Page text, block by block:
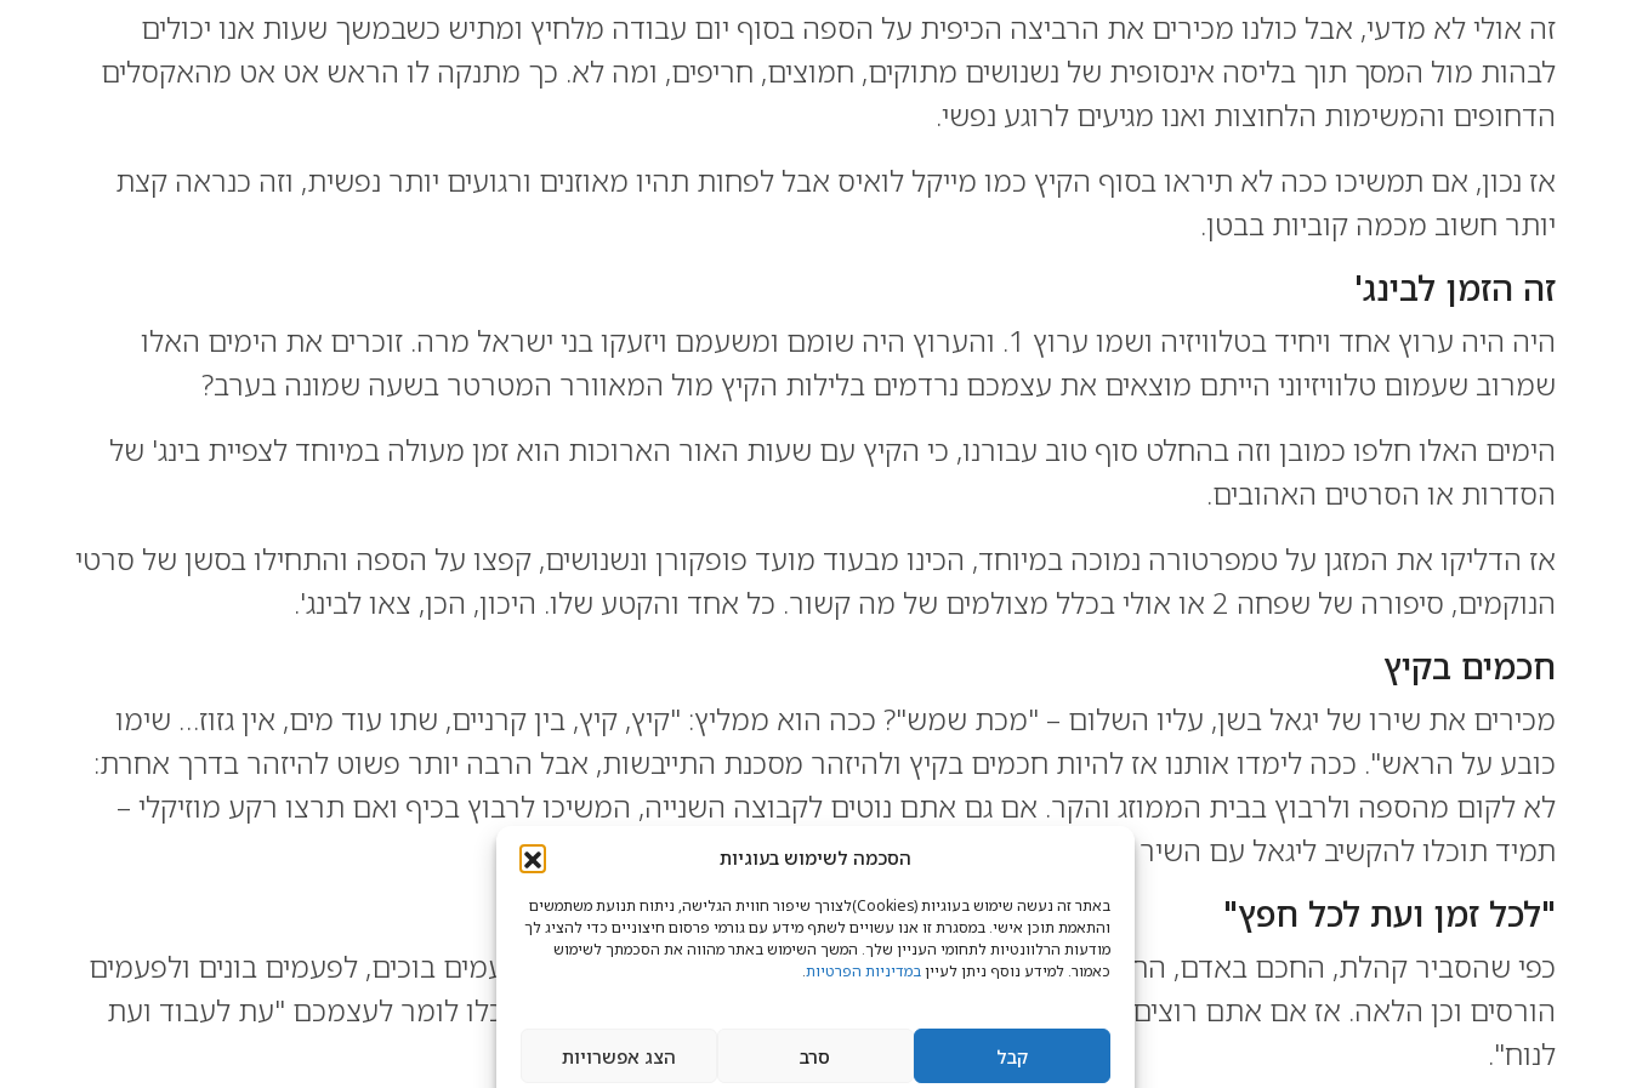
הסכמה לשימוש בעוגיות
באתר זה נעשה שימוש בעוגיות (Cookies)לצורך שיפור חווית הגלישה, ניתוח תנועת משתמשים
והתאמת תוכן אישי. במסגרת זו אנו עשויים לשתף מידע עם גורמי פרסום חיצוניים כדי להציג לך
מודעות הרלוונטיות לתחומי העניין שלך. המשך השימוש באתר מהווה את הסכמתך לשימוש
כאמור. למידע נוסף ניתן לעייןבמדיניות הפרטיות.
קבל סרב הצג אפשרויות
זה אולי לא מדעי, אבל כולנו מכירים את הרביצה הכיפית על הספה בסוף יום עבודה מלחיץ ומתיש כשבמשך שעות אנו יכולים
לבהות מול המסך תוך בליסה אינסופית של נשנושים מתוקים, חמוצים, חריפים, ומה לא. כך מתנקה לו הראש אט אט מהאקסלים
הדחופים והמשימות הלחוצות ואנו מגיעים לרוגע נפשי.
אז נכון, אם תמשיכו ככה לא תיראו בסוף הקיץ כמו מייקל לואיס אבל לפחות תהיו מאוזנים ורגועים יותר נפשית, וזה כנראה קצת
יותר חשוב מכמה קוביות בבטן.
זה הזמן לבינג'
היה היה ערוץ אחד ויחיד בטלוויזיה ושמו ערוץ 1. והערוץ היה שומם ומשעמם ויזעקו בני ישראל מרה. זוכרים את הימים האלו
שמרוב שעמום טלוויזיוני הייתם מוצאים את עצמכם נרדמים בלילות הקיץ מול המאוורר המטרטר בשעה שמונה בערב?
הימים האלו חלפו כמובן וזה בהחלט סוף טוב עבורנו, כי הקיץ עם שעות האור הארוכות הוא זמן מעולה במיוחד לצפיית בינג' של
הסדרות או הסרטים האהובים.
אז הדליקו את המזגן על טמפרטורה נמוכה במיוחד, הכינו מבעוד מועד פופקורן ונשנושים, קפצו על הספה והתחילו בסשן של סרטי
הנוקמים, סיפורה של שפחה 2 או אולי בכלל מצולמים של מה קשור. כל אחד והקטע שלו. היכון, הכן, צאו לבינג'.
חכמים בקיץ
מכירים את שירו של יגאל בשן, עליו השלום – "מכת שמש"? ככה הוא ממליץ: "קיץ, קיץ, בין קרניים, שתו עוד מים, אין גזוז… שימו
כובע על הראש". ככה לימדו אותנו אז להיות חכמים בקיץ ולהיזהר מסכנת התייבשות, אבל הרבה יותר פשוט להיזהר בדרך אחרת:
לא לקום מהספה ולרבוץ בבית הממוזג והקר. אם גם אתם נוטים לקבוצה השנייה, המשיכו לרבוץ בכיף ואם תרצו רקע מוזיקלי –
תמיד תוכלו להקשיב ליגאל עם השיר הקיצי שלו.
"לכל זמן ועת לכל חפץ"
כפי שהסביר קהלת, החכם באדם, החיים מורכבים מדואליות נצחית. לפעמים אנו צוחקים ולפעמים בוכים, לפעמים בונים ולפעמים
הורסים וכן הלאה. אז אם אתם רוצים צידוק קצת פילוסופי לרביצה כיפית על הספה, תמיד תוכלו לומר לעצמכם "עת לעבוד ועת
לנוח".